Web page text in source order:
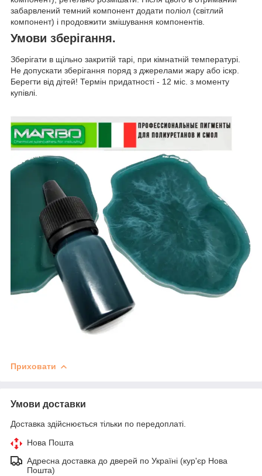
забарвлений темний компонент додати поліол (світлий
компонент) і продовжити змішування компонентів.
Умови зберігання.
Зберігати в щільно закритій тарі, при кімнатній температурі.
Не допускати зберігання поряд з джерелами жару або іскр.
Берегти від дітей! Термін придатності - 12 міс. з моменту
купівлі.
Приховати
Умови доставки
Доставка здійснюється тільки по передоплаті.
Нова Пошта
Адресна доставка до дверей по Україні (кур'єр Нова
Пошта)